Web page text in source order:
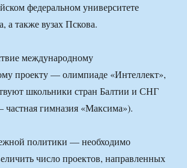
федеральном университете
а также вузах Пскова.
международному
проекту — олимпиаде «Интеллект»,
школьники стран Балтии и СНГ
частная гимназия «Максима»).
политики — необходимо
число проектов, направленных